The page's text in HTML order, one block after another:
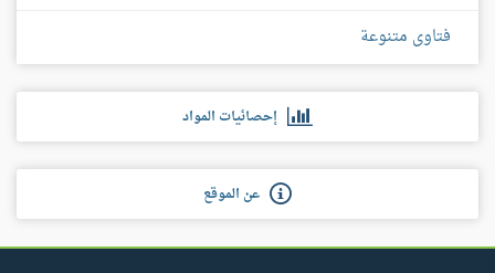
فتاوى متنوعة
إحصائيات المواد
عن الموقع